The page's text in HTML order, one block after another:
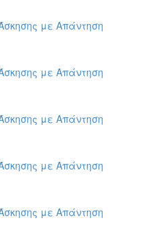
με Απάντηση
με Απάντηση
με Απάντηση
με Απάντηση
με Απάντηση